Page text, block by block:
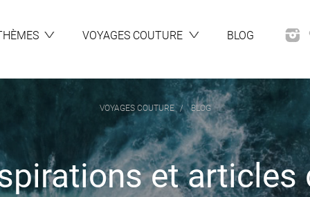
VOYAGES COUTURE BLOG
VOYAGES COUTURE BLOG
et articles